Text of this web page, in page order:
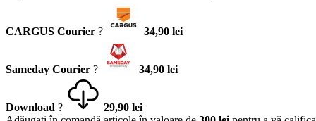
CARGUS Courier ? 34,90 lei
Sameday Courier ? 34,90 lei
Download ?
29,90 lei